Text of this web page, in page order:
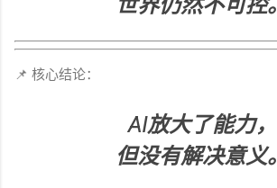
世界仍然不可控。
📌 核心结论：
AI放大了能力，
但没有解决意义。